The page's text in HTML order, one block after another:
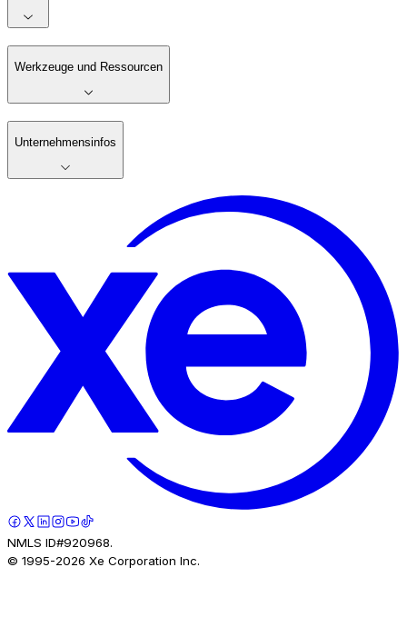
Werkzeuge und Ressourcen
Unternehmensinfos
NMLS ID#920968.
© 1995-2026 Xe Corporation Inc.